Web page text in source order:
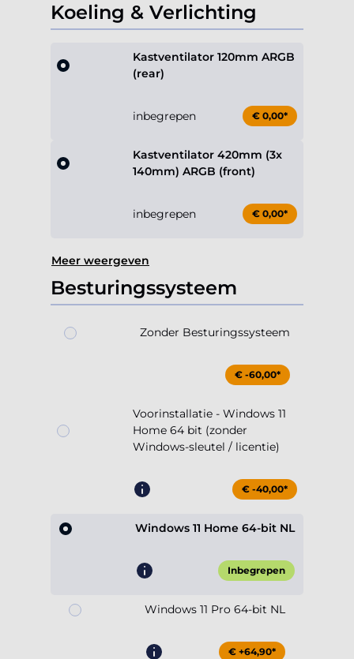
Koeling & Verlichting
Kastventilator 120mm ARGB
(rear)
inbegrepen € 0,00*
Kastventilator 420mm (3x
140mm) ARGB (front)
inbegrepen € 0,00*
Meer weergeven
Besturingssysteem
Zonder Besturingssysteem
€ -60,00*
Voorinstallatie - Windows 11
Home 64 bit (zonder
Windows-sleutel / licentie)
€ -40,00*
Windows 11 Home 64-bit NL
Inbegrepen
Windows 11 Pro 64-bit NL
€ +64,90*